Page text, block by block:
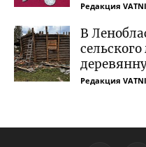
Редакция
В
Редакция